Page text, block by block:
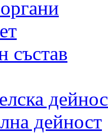
състав
дейност